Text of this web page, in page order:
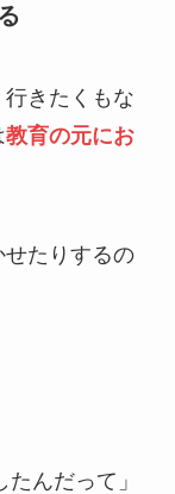
きたくもな
教育の元にお
たりするの
んだって」